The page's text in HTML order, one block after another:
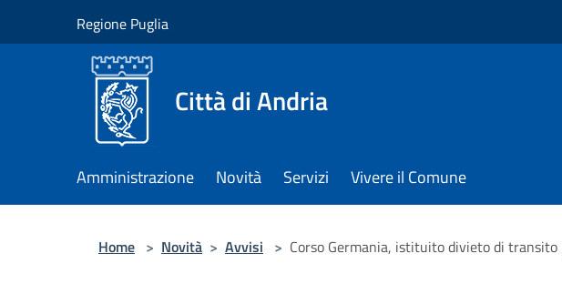
Regione Puglia
Città di Andria
Amministrazione Novità Servizi Vivere il Comune
Home > Novità > Avvisi > Corso Germania, istituito divieto di transito